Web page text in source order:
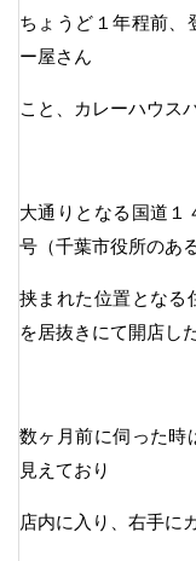
ちょうど１年程前、
ー屋さん
こと、カレーハウス
大通りとなる国道１
号（千葉市役所のあ
挟まれた位置となる
を居抜きにて開店し
数ヶ月前に伺った時
見えており
店内に入り、右手に